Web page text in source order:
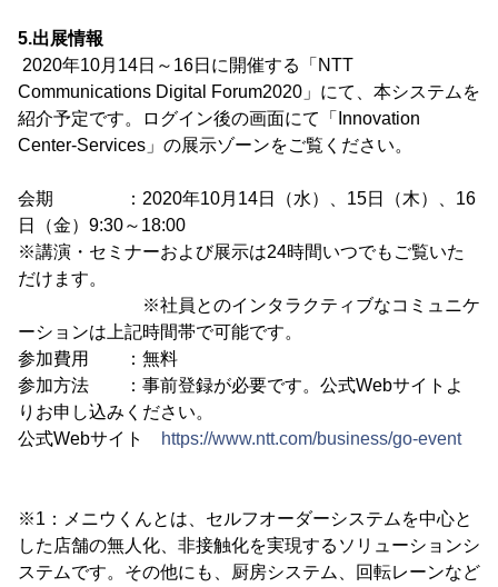
5.出展情報
2020年10月14日～16日に開催する「NTT
Communications Digital Forum2020」にて、本システムを
紹介予定です。ログイン後の画面にて「Innovation
Center-Services」の展示ゾーンをご覧ください。
会期 ：2020年10月14日（水）、15日（木）、16
日（金）9:30～18:00
※講演・セミナーおよび展示は24時間いつでもご覧いた
だけます。
※社員とのインタラクティブなコミュニケ
ーションは上記時間帯で可能です。
参加費用 ：無料
参加方法 ：事前登録が必要です。公式Webサイトよ
りお申し込みください。
公式Webサイト
https://www.ntt.com/business/go-event
※1：メニウくんとは、セルフオーダーシステムを中心と
した店舗の無人化、非接触化を実現するソリューションシ
ステムです。その他にも、厨房システム、回転レーンなど